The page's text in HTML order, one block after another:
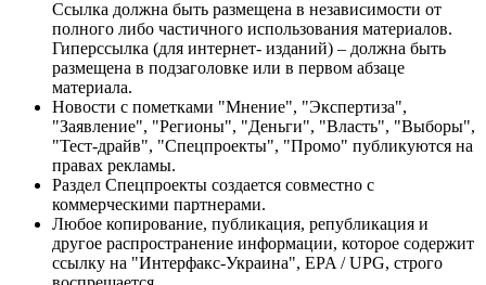
Ссылка должна быть размещена в независимости от
полного либо частичного использования материалов.
Гиперссылка (для интернет- изданий) – должна быть
размещена в подзаголовке или в первом абзаце
материала.
Новости с пометками "Мнение", "Экспертиза",
"Заявление", "Регионы", "Деньги", "Власть", "Выборы",
"Тест-драйв", "Спецпроекты", "Промо" публикуются на
правах рекламы.
Раздел Спецпроекты создается совместно с
коммерческими партнерами.
Любое копирование, публикация, републикация и
другое распространение информации, которое содержит
ссылку на "Интерфакс-Украина", EPA / UPG, строго